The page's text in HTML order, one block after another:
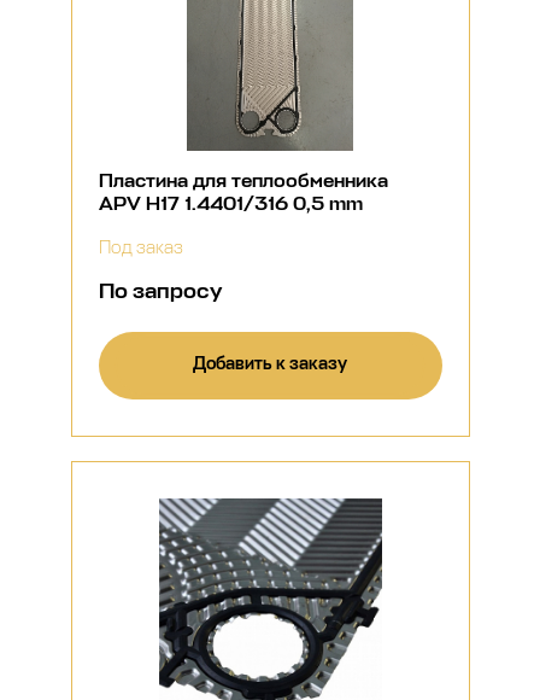
Пластина для теплообменника
APV H17 1.4401/316 0,5 mm
Под заказ
По запросу
Добавить к заказу